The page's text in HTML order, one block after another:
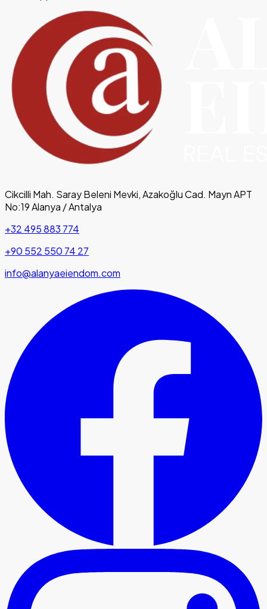
Cikcilli Mah. Saray Beleni Mevki, Azakoğlu Cad. Mayn APT
No:19 Alanya / Antalya
+32 495 883 774
+90 552 550 74 27
info@alanyaeiendom.com